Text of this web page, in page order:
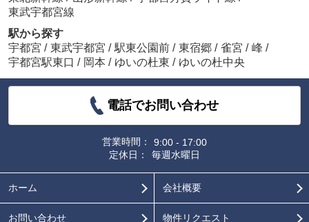
東武宇都宮線
駅から探す
宇都宮 / 東武宇都宮 / 駅東公園前 / 東宿郷 / 雀宮 / 峰 /
宇都宮駅東口 / 岡本 / ゆいの杜東 / ゆいの杜中央
電話でお問い合わせ
営業時間：
9:00 - 17:00
定休日：
毎週水曜日
ホーム 会社概要
お問い合わせ 物件リクエスト